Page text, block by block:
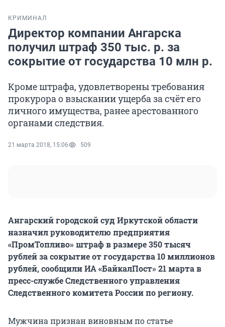
КРИМИНАЛ
Директор компании Ангарска
получил штраф 350 тыс. р. за
сокрытие от государства 10 млн р.
Кроме штрафа, удовлетворены требования
прокурора о взыскании ущерба за счёт его
личного имущества, ранее арестованного
органами следствия.
21 марта 2018, 15:06 509
Ангарский городской суд Иркутской области
назначил руководителю предприятия
«ПромТопливо» штраф в размере 350 тысяч
рублей за сокрытие от государства 10 миллионов
рублей, сообщили ИА «БайкалПост» 21 марта в
пресс-службе Следственного управления
Следственного комитета России по региону.
Мужчина признан виновным по статье